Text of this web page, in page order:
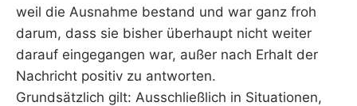
weil die Ausnahme bestand und war ganz froh
darum, dass sie bisher überhaupt nicht weiter
darauf eingegangen war, außer nach Erhalt der
Nachricht positiv zu antworten.
Grundsätzlich gilt: Ausschließlich in Situationen,